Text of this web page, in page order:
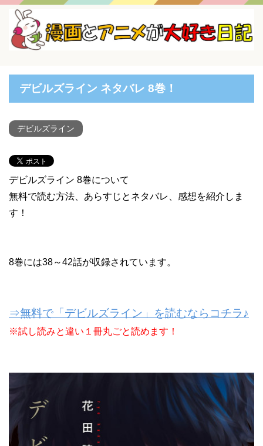
デビルズライン ネタバレ 8巻！
デビルズライン
デビルズライン 8巻について
無料で読む方法、あらすじとネタバレ、感想を紹介しま
す！
8巻には38～42話が収録されています。
⇒無料で「デビルズライン」を読むならコチラ♪
※試し読みと違い１冊丸ごと読めます！